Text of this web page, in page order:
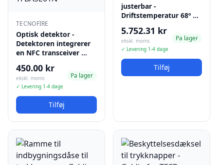
TECNOFIRE
Optisk detektor -
Detektoren integrerer
en NFC transceiver …
450.00 kr
ekskl. moms
✓ Levering 1-4 dage
Pa lager
Tilføj
justerbar -
Driftstemperatur 68º …
5.752.31 kr
ekskl. moms
✓ Levering 1-4 dage
Pa lager
Tilføj